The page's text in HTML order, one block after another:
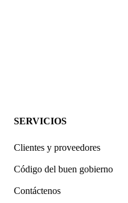
SERVICIOS
Clientes y proveedores
Código del buen gobierno
Contáctenos